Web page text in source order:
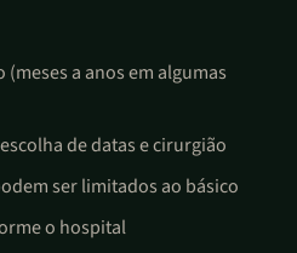
a anos em algumas
de datas e cirurgião
ser limitados ao básico
o hospital